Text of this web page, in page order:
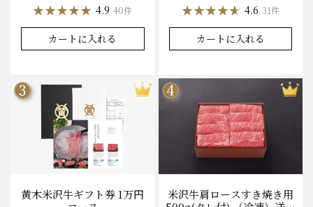
★★★★★
★★★★★ 4.9 40件
カートに入れる
★★★★★
★★★★★ 4.6 31件
カートに入れる
黄木米沢牛ギフト券 1万円
米沢牛肩ロースすき焼き用